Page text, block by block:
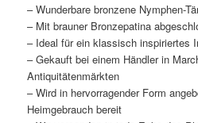
– Wunderbare bronzene Nymphen-
– Mit brauner Bronzepatina
– Ideal für ein klassisch inspiriertes
– Gekauft bei einem Händler in
Antiquitätenmärkten
– Wird in hervorragender Form
Heimgebrauch bereit